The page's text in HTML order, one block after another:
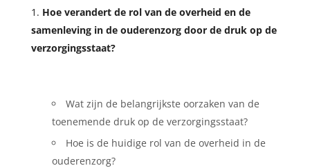
Hoe verandert de rol van de overheid en de
samenleving in de ouderenzorg door de druk op de
verzorgingsstaat?
Wat zijn de belangrijkste oorzaken van de
toenemende druk op de verzorgingsstaat?
Hoe is de huidige rol van de overheid in de
ouderenzorg?